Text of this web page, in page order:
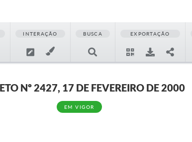
INTERAÇÃO BUSCA EXPORTAÇÃO
Nº 2427, 17 DE FEVEREIRO DE 2000
EM VIGOR